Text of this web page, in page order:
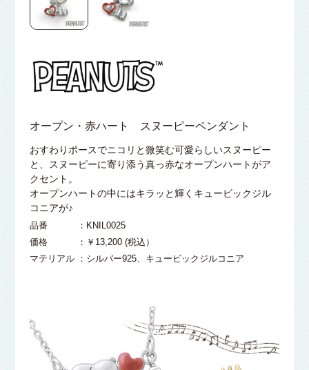
オープン・赤ハート スヌーピーペンダント
おすわりポースでニコリと微笑む可愛らしいスヌーピー
と、スヌーピーに寄り添う真っ赤なオープンハートがア
クセント。
オープンハートの中にはキラッと輝くキュービックジル
コニアが♪
品番 ：KNIL0025
価格 ：￥13,200 (税込）
マテリアル ：シルバー925、キュービックジルコニア